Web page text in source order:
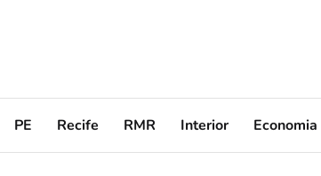
PE Recife RMR Interior Economia